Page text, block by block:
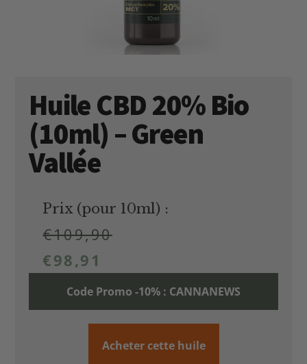
Huile CBD 20% Bio
(10ml) – Green
Vallée
Prix (pour 10ml) :
€109,90
€98,91
Code Promo -10% : CANNANEWS
Acheter cette huile